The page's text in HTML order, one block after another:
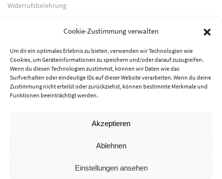
Cookie-Zustimmung verwalten
Um dir ein optimales Erlebnis zu bieten, verwenden wir Technologien wie
Cookies, um Geräteinformationen zu speichern und/oder darauf zuzugreifen.
Wenn du diesen Technologien zustimmst, können wir Daten wie das
Surfverhalten oder eindeutige IDs auf dieser Website verarbeiten. Wenn du deine
Zustimmung nicht erteilst oder zurückziehst, können bestimmte Merkmale und
Funktionen beeinträchtigt werden.
Akzeptieren
Ablehnen
Einstellungen ansehen
Widerrufsbelehrung
Datenschutzerklärung
Zahlungsarten
PayPal